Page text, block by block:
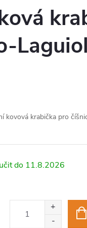
kovová krabička pro
11.8.2026